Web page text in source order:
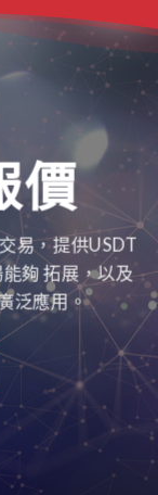
價
易，提供USDT
夠 拓展，以及
泛應⽤。